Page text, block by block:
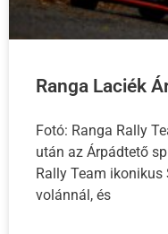
Ranga Laciék
Fotó: Ranga Rally
után az Árpádtető
Rally Team
volánnál, és